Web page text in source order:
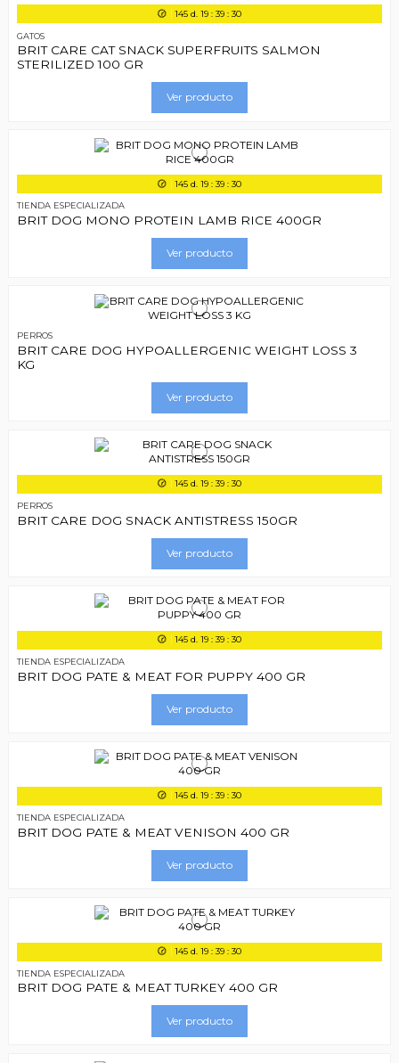
145 d. 19 :39 :29
GATOS
BRIT CARE CAT SNACK SUPERFRUITS SALMON
STERILIZED 100 GR
Ver producto
145 d. 19 :39 :29
TIENDA ESPECIALIZADA
BRIT DOG MONO PROTEIN LAMB RICE 400GR
Ver producto
PERROS
BRIT CARE DOG HYPOALLERGENIC WEIGHT LOSS 3
KG
Ver producto
145 d. 19 :39 :29
PERROS
BRIT CARE DOG SNACK ANTISTRESS 150GR
Ver producto
145 d. 19 :39 :29
TIENDA ESPECIALIZADA
BRIT DOG PATE & MEAT FOR PUPPY 400 GR
Ver producto
145 d. 19 :39 :29
TIENDA ESPECIALIZADA
BRIT DOG PATE & MEAT VENISON 400 GR
Ver producto
145 d. 19 :39 :29
TIENDA ESPECIALIZADA
BRIT DOG PATE & MEAT TURKEY 400 GR
Ver producto